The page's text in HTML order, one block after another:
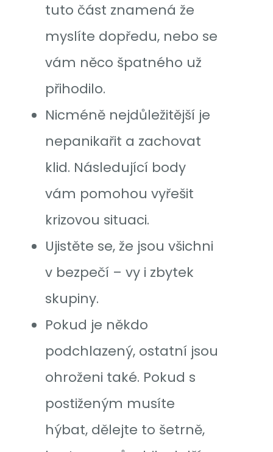
tuto část znamená že
myslíte dopředu, nebo se
vám něco špatného už
přihodilo.
Nicméně nejdůležitější je
nepanikařit a zachovat
klid. Následující body
vám pomohou vyřešit
krizovou situaci.
Ujistěte se, že jsou všichni
v bezpečí – vy i zbytek
skupiny.
Pokud je někdo
podchlazený, ostatní jsou
ohroženi také. Pokud s
postiženým musíte
hýbat, dělejte to šetrně,